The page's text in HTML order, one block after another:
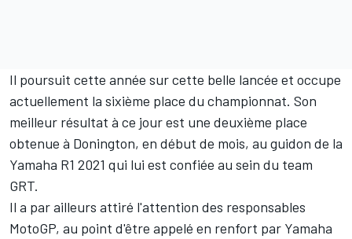
Il poursuit cette année sur cette belle lancée et occupe
actuellement la sixième place du championnat. Son
meilleur résultat à ce jour est une deuxième place
obtenue à Donington, en début de mois, au guidon de la
Yamaha R1 2021 qui lui est confiée au sein du team
GRT.
Il a par ailleurs attiré l'attention des responsables
MotoGP, au point d'être appelé en renfort par Yamaha